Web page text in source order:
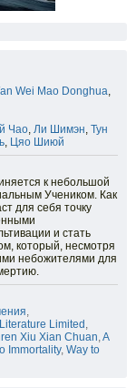
Wei Mao Donghua,
Чао, Ли Шимэн, Тун
, Цяо Шиюй
к небольшой
Учеником. Как
для себя точку
и стать
который, несмотря
небожителями для
,
Limited ,
Xiu Xian Chuan,A
Immortality, Way to